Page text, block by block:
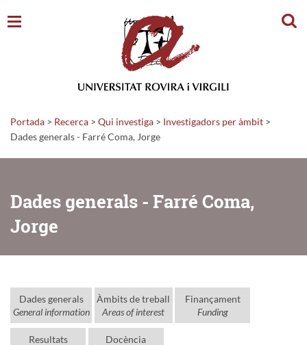
Portada > Recerca > Qui investiga > Investigadors per àmbit >
Dades generals - Farré Coma, Jorge
Dades generals - Farré Coma,
Jorge
Dades generals
General information
Àmbits de treball
Areas of interest
Finançament
Funding
Resultats
Docència